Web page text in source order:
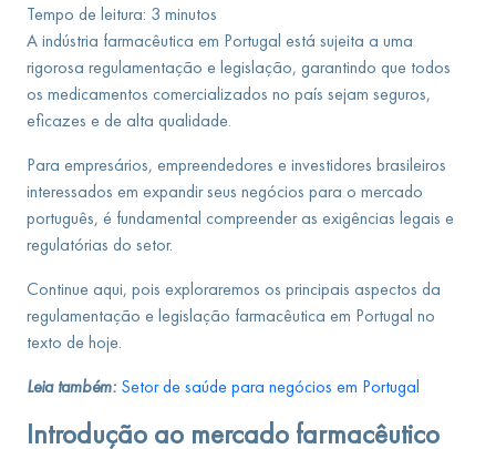
Tempo de leitura: 3 minutos
A indústria farmacêutica em Portugal está sujeita a uma
rigorosa regulamentação e legislação, garantindo que todos
os medicamentos comercializados no país sejam seguros,
eficazes e de alta qualidade.
Para empresários, empreendedores e investidores brasileiros
interessados em expandir seus negócios para o mercado
português, é fundamental compreender as exigências legais e
regulatórias do setor.
Continue aqui, pois exploraremos os principais aspectos da
regulamentação e legislação farmacêutica em Portugal no
texto de hoje.
Leia também: Setor de saúde para negócios em Portugal
Introdução ao mercado farmacêutico